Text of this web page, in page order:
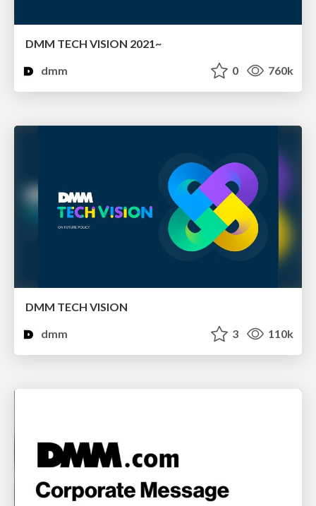
DMM TECH VISION 2021~
dmm
0 760k
DMM TECH VISION
dmm
3 110k